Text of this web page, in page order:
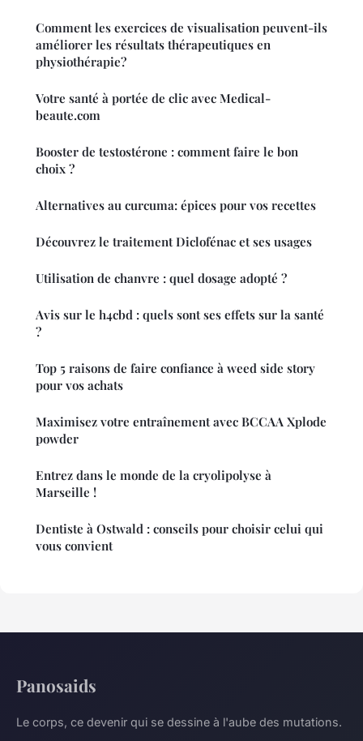
Comment les exercices de visualisation peuvent-ils
améliorer les résultats thérapeutiques en
physiothérapie?
Votre santé à portée de clic avec Medical-
beaute.com
Booster de testostérone : comment faire le bon
choix ?
Alternatives au curcuma: épices pour vos recettes
Découvrez le traitement Diclofénac et ses usages
Utilisation de chanvre : quel dosage adopté ?
Avis sur le h4cbd : quels sont ses effets sur la santé
?
Top 5 raisons de faire confiance à weed side story
pour vos achats
Maximisez votre entraînement avec BCCAA Xplode
powder
Entrez dans le monde de la cryolipolyse à
Marseille !
Dentiste à Ostwald : conseils pour choisir celui qui
vous convient
Panosaids
Le corps, ce devenir qui se dessine à l'aube des mutations.